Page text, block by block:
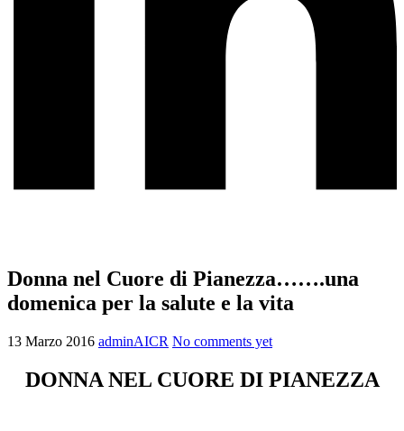
Donna nel Cuore di Pianezza…….una
domenica per la salute e la vita
13 Marzo 2016 adminAICR No comments yet
DONNA NEL CUORE DI PIANEZZA